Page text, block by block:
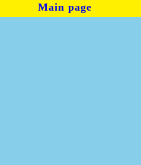
Main page